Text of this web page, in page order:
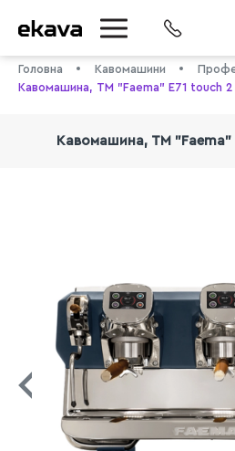
Головна Кавомашини
Кавомашина, ТМ "Faema" E71 touch 2
Кавомашина, ТМ "Faema"